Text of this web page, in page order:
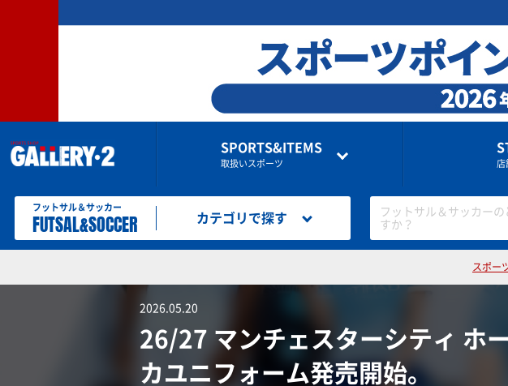
SPORTS&ITEMS
取扱いスポーツ 店
フットサル＆サッカー
FUTSAL&SOCCER カテゴリで探す
フットサル＆サッカー
すか？
スポー
2026.05.20
26/27 マンチェスターシティ ホ
カユニフォーム発売開始。